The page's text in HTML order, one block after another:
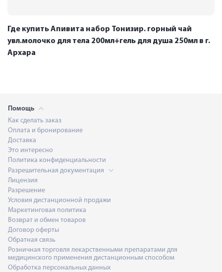
Где купить Апивита набор Тонизир. горный чай
увл.молочко для тела 200мл+гель для душа 250мл в г.
Архара
Помощь
Как сделать заказ
Оплата и бронирование
Доставка
Это интересно
Политика конфиденциальности
Разрешительная документация
Лицензия
Разрешение
Условия дистанционной продажи
Маркетинговая политика
Возврат и обмен товаров
Договор оферты
Обратная связь
Розничная торговля лекарственными препаратами для
медицинского применения дистанционным способом
Обработка персональных данных